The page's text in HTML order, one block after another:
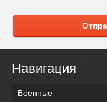
Навигация
Военные